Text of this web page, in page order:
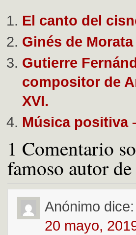
El canto del
Ginés de Morata
Gutierre
compositor de
XVI.
Música positiva
1 Comentario
famoso autor
Anónimo dice:
20 mayo,